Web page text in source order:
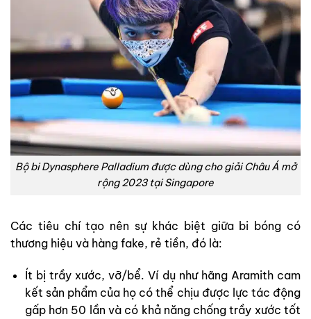
Bộ bi Dynasphere Palladium được dùng cho giải Châu Á mở
rộng 2023 tại Singapore
Các tiêu chí tạo nên sự khác biệt giữa bi bóng có
thương hiệu và hàng fake, rẻ tiền, đó là:
Ít bị trầy xước, vỡ/bể. Ví dụ như hãng Aramith cam
kết sản phẩm của họ có thể chịu được lực tác động
gấp hơn 50 lần và có khả năng chống trầy xước tốt